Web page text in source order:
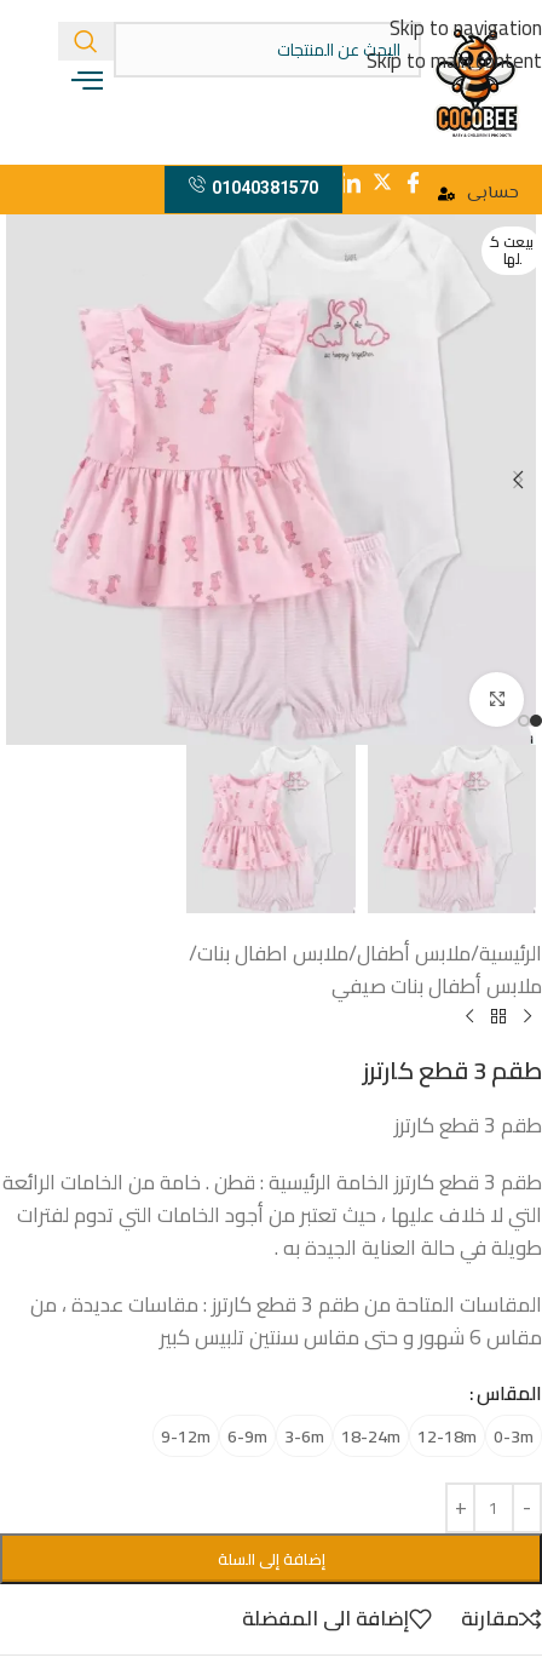
Skip to navigation
Skip to main content
حسابى 01040381570
بيعت ك
لها
اضغط للتكبير
الرئيسية/ملابس أطفال/ملابس اطفال بنات/
ملابس أطفال بنات صيفي
طقم 3 قطع كارترز
طقم 3 قطع كارترز
طقم 3 قطع كارترز الخامة الرئيسية : قطن . خامة من الخامات الرائعة
التي لا خلاف عليها ، حيث تعتبر من أجود الخامات التي تدوم لفترات
طويلة في حالة العناية الجيدة به .
المقاسات المتاحة من طقم 3 قطع كارترز : مقاسات عديدة ، من
مقاس 6 شهور و حتى مقاس سنتين تلبيس كبير
المقاس
0-3m
12-18m
18-24m
3-6m
6-9m
9-12m
إضافة إلى السلة
مقارنة
إضافة الى المفضلة